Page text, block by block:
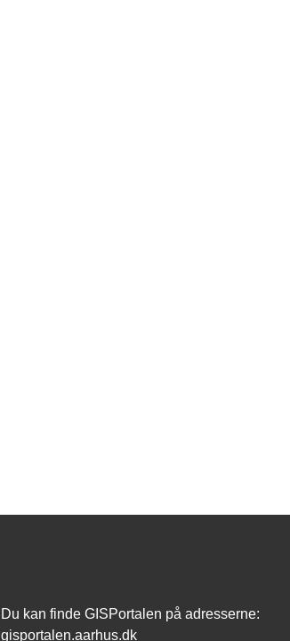
Du kan finde GISPortalen på adresserne:
gisportalen.aarhus.dk